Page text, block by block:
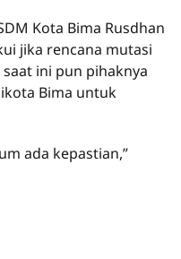
Kota Bima Rusdhan
jika rencana mutasi
ini pun pihaknya
Bima untuk
ada kepastian,”